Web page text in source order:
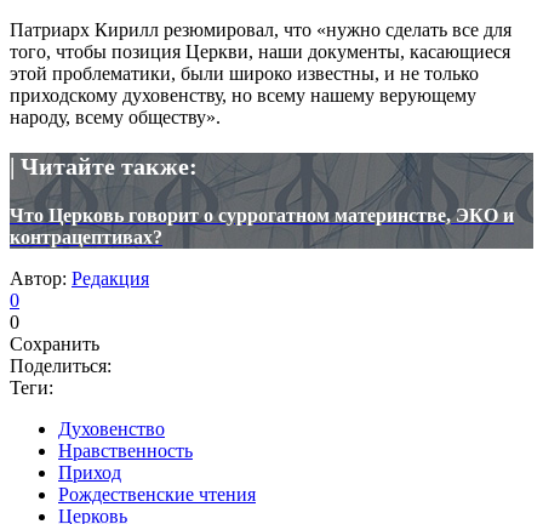
Патриарх Кирилл резюмировал, что «нужно сделать все для
того, чтобы позиция Церкви, наши документы, касающиеся
этой проблематики, были широко известны, и не только
приходскому духовенству, но всему нашему верующему
народу, всему обществу».
| Читайте также:
Что Церковь говорит о суррогатном материнстве, ЭКО и
контрацептивах?
Автор: Редакция
0
0
Сохранить
Поделиться:
Теги:
Духовенство
Нравственность
Приход
Рождественские чтения
Церковь